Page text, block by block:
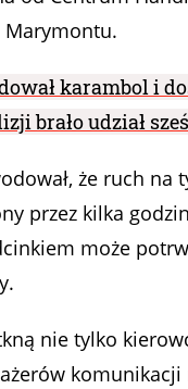
Marymontu.
karambol i
brało udział
że ruch na
przez kilka
może
nie tylko